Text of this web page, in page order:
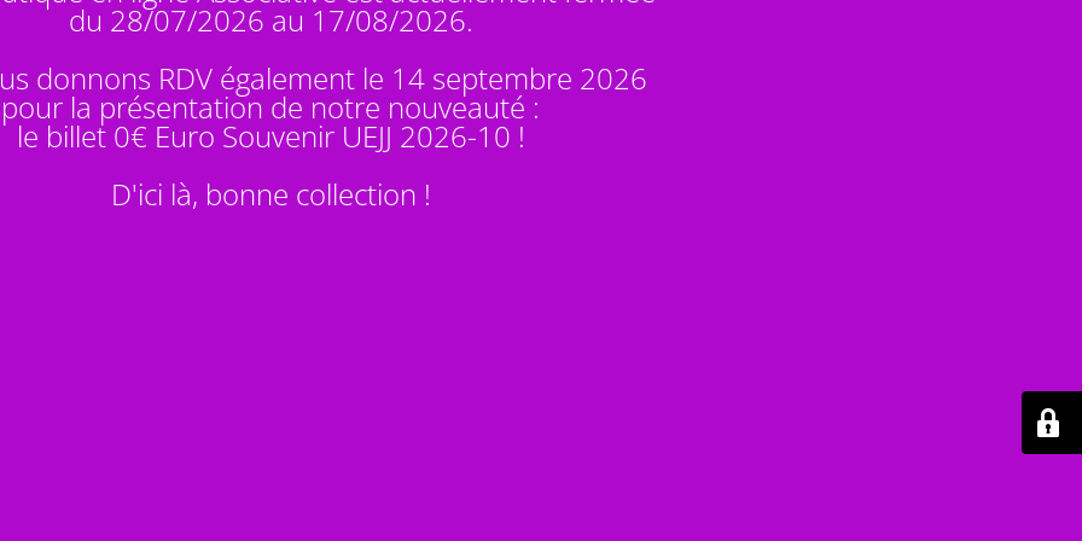
du 28/07/2026 au 17/08/2026.
donnons RDV également le 14 septembre 2026
pour la présentation de notre nouveauté :
le billet 0€ Euro Souvenir UEJJ 2026-10 !
D'ici là, bonne collection !